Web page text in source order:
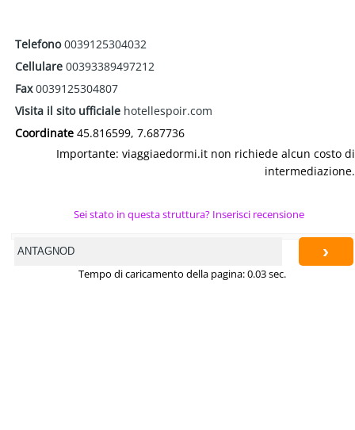
Telefono0039125304032
Cellulare 00393389497212
Fax0039125304807
Visita il sito ufficiale hotellespoir.com
Coordinate 45.816599, 7.687736
Importante: viaggiaedormi.it non richiede alcun costo di
intermediazione.
Sei stato in questa struttura? Inserisci recensione
›
Tempo di caricamento della pagina: 0.03 sec.